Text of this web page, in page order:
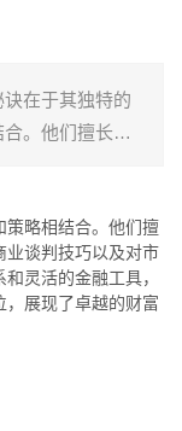
在于其独特的
。他们擅长运
、网络关系和
犹太人在全
策略相结合。他们擅
业谈判技巧以及对市
灵活的金融工具，
，展现了卓越的财富